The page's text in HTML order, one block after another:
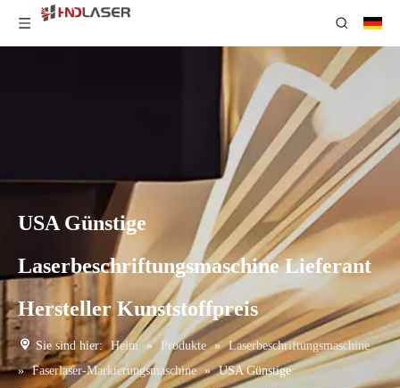
USA Günstige
Laserbeschriftungsmaschine Lieferant
Hersteller Kunststoffpreis
Sie sind hier: Heim » Produkte » Laserbeschriftungsmaschine
» Faserlaser-Markierungsmaschine » USA Günstige